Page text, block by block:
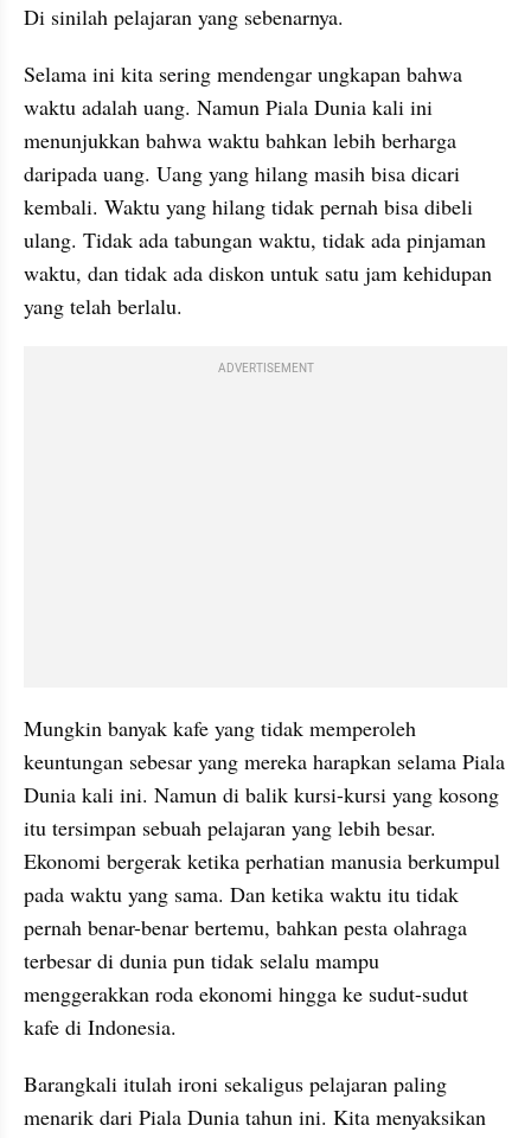
Di sinilah pelajaran yang sebenarnya.
Selama ini kita sering mendengar ungkapan bahwa
waktu adalah uang. Namun Piala Dunia kali ini
menunjukkan bahwa waktu bahkan lebih berharga
daripada uang. Uang yang hilang masih bisa dicari
kembali. Waktu yang hilang tidak pernah bisa dibeli
ulang. Tidak ada tabungan waktu, tidak ada pinjaman
waktu, dan tidak ada diskon untuk satu jam kehidupan
yang telah berlalu.
ADVERTISEMENT
Mungkin banyak kafe yang tidak memperoleh
keuntungan sebesar yang mereka harapkan selama Piala
Dunia kali ini. Namun di balik kursi-kursi yang kosong
itu tersimpan sebuah pelajaran yang lebih besar.
Ekonomi bergerak ketika perhatian manusia berkumpul
pada waktu yang sama. Dan ketika waktu itu tidak
pernah benar-benar bertemu, bahkan pesta olahraga
terbesar di dunia pun tidak selalu mampu
menggerakkan roda ekonomi hingga ke sudut-sudut
kafe di Indonesia.
Barangkali itulah ironi sekaligus pelajaran paling
menarik dari Piala Dunia tahun ini. Kita menyaksikan